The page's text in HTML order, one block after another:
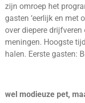
zijn omroep het
gasten ‘eerlijk en met
over diepere
meningen. Hoogste
halen. Eerste gasten:
wel modieuze pet,